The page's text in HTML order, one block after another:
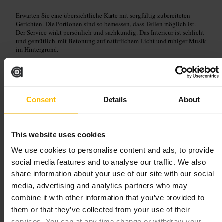
Consent Details About
This website uses cookies
We use cookies to personalise content and ads, to provide
social media features and to analyse our traffic. We also
share information about your use of our site with our social
media, advertising and analytics partners who may
combine it with other information that you’ve provided to
them or that they’ve collected from your use of their
Erwarten Sie eine übersichtliche Karte mit sorgfältig zubereiteten
Gerichten. Die Portionen sind so bemessen, dass Teilen möglich ist.
Der Service wirkt persönlich und sachkundig. Das Interieur ist schlicht
und gemütlich, mit Betonung auf natürlichem Licht und ruhiger Musik
im Hintergrund.
Planen Sie Ihren Besuch
Reservieren Sie besonders für Abendessen am Wochenende im Voraus.
Essen wird ohne Hast serviert.
https://thewestroom.co.uk/
3 Melville Pl, Edinburgh EH3 7PR, UK
Le Di-Vin
€€•Essen und Trinken •Bar•Essen und Trinken •Restaurant Französisches
Restaurant
Essen und Trinken•Bar•Weinbar